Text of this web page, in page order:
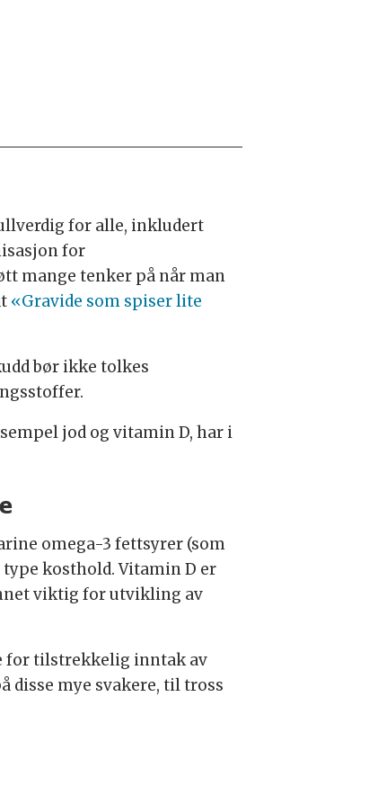
for alle, inkludert
for
mange tenker på når man
«Gravide som spiser lite
bør ikke tolkes
jod og vitamin D, har i
omega-3 fettsyrer (som
kosthold. Vitamin D er
viktig for utvikling av
for tilstrekkelig inntak av
disse mye svakere, til tross